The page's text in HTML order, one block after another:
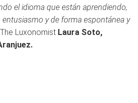
el idioma que están aprendiendo,
y de forma espontánea y
Luxonomist Laura Soto,